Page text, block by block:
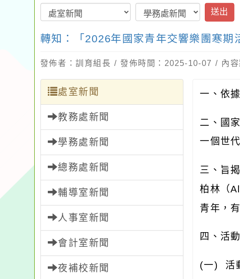
送出
轉知：「2026年國家青年交響樂團寒期
發佈者：訓育組長 / 發佈時間：2025-10-07 / 內容
處室新聞
教務處新聞
學務處新聞
總務處新聞
輔導室新聞
人事室新聞
會計室新聞
夜補校新聞
一、依
二、國
一個世
三、旨
柏林（
青年，
四、活
(一) 活